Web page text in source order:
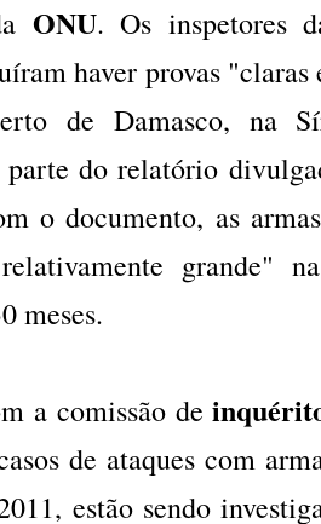
ONU. Os inspetores
haver provas "claras
de Damasco, na
do relatório
o documento, as
grande"
meses.
a comissão de
de ataques com
estão sendo